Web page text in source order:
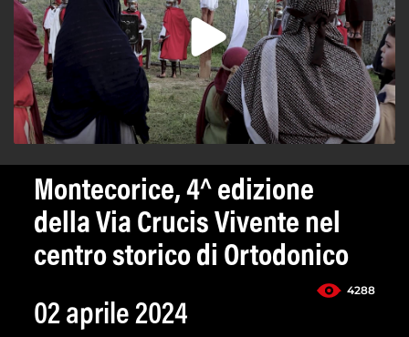
Montecorice, 4^ edizione
della Via Crucis Vivente nel
centro storico di Ortodonico
4288
02 aprile 2024